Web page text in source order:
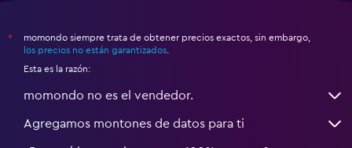
*
momondo siempre trata de obtener precios exactos, sin embargo,
los precios no están garantizados.
Esta es la razón:
momondo no es el vendedor.
Agregamos montones de datos para ti